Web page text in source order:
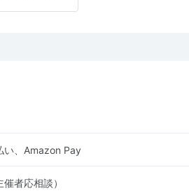
い、Amazon Pay
者応相談）